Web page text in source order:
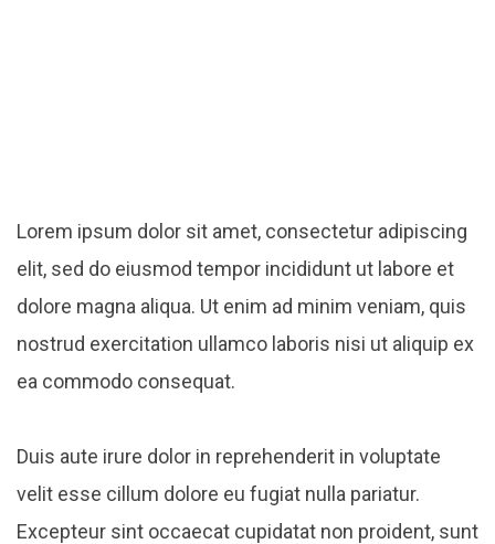
Lorem ipsum dolor sit amet, consectetur adipiscing
elit, sed do eiusmod tempor incididunt ut labore et
dolore magna aliqua. Ut enim ad minim veniam, quis
nostrud exercitation ullamco laboris nisi ut aliquip ex
ea commodo consequat.
Duis aute irure dolor in reprehenderit in voluptate
velit esse cillum dolore eu fugiat nulla pariatur.
Excepteur sint occaecat cupidatat non proident, sunt